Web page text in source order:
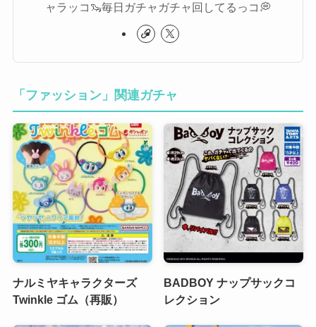
ャラッコ🦦毎日ガチャガチャ回してるっコ💭
「ファッション」関連ガチャ
ナルミヤキャラクターズ
Twinkle ゴム（再販）
BADBOY ナップサックコ
レクション